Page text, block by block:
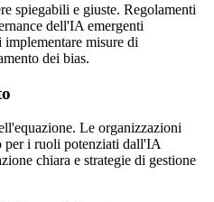
spiegabili e giuste. Regolamenti
dell'IA emergenti
misure di
dei bias.
Le organizzazioni
per i ruoli potenziati dall'IA
chiara e strategie di gestione